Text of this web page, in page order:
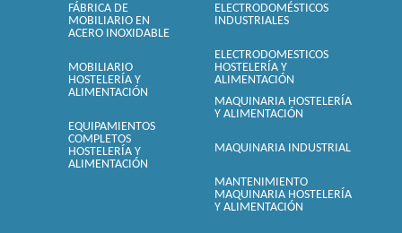
FÁBRICA DE
MOBILIARIO EN
ACERO INOXIDABLE
MOBILIARIO
HOSTELERÍA Y
ALIMENTACIÓN
EQUIPAMIENTOS
COMPLETOS
HOSTELERÍA Y
ALIMENTACIÓN
ELECTRODOMÉSTICOS
INDUSTRIALES
ELECTRODOMESTICOS
HOSTELERÍA Y
ALIMENTACIÓN
MAQUINARIA HOSTELERÍA
Y ALIMENTACIÓN
MAQUINARIA INDUSTRIAL
MANTENIMIENTO
MAQUINARIA HOSTELERÍA
Y ALIMENTACIÓN